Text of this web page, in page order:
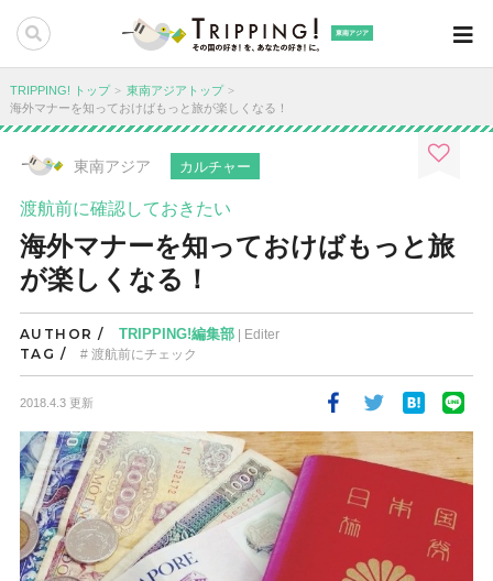
東南アジア
TRIPPING! トップ
東南アジアトップ
海外マナーを知っておけばもっと旅が楽しくなる！
東南アジア カルチャー
渡航前に確認しておきたい
海外マナーを知っておけばもっと旅
が楽しくなる！
AUTHOR / TRIPPING!編集部| Editer
TAG / 渡航前にチェック
2018.4.3 更新